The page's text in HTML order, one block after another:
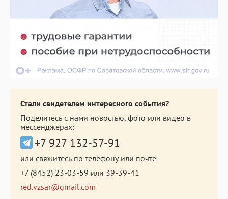
Стали свидетелем интересного события?
Поделитесь с нами новостью, фото или видео в
мессенджерах:
+7 927 132-57-91
или свяжитесь по телефону или почте
+7 (8452) 23-03-59 или 39-39-41
red.vzsar@gmail.com